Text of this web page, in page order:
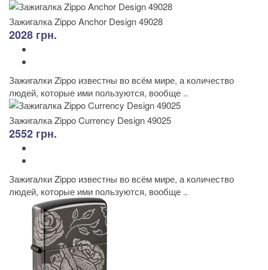
Зажигалка Zippo Anchor Design 49028
2028 грн.
Зажигалки Zippo известны во всём мире, а количество
людей, которые ими пользуются, вообще ..
Зажигалка Zippo Currency Design 49025
2552 грн.
Зажигалки Zippo известны во всём мире, а количество
людей, которые ими пользуются, вообще ..